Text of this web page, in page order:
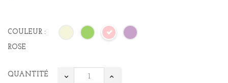
COULEUR :
ROSE
QUANTITÉ